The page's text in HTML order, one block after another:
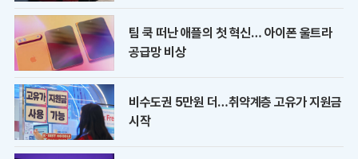
팀 쿡 떠난 애플의 첫 혁신… 아이폰 울트라
공급망 비상
비수도권 5만원 더…취약계층 고유가 지원금
시작